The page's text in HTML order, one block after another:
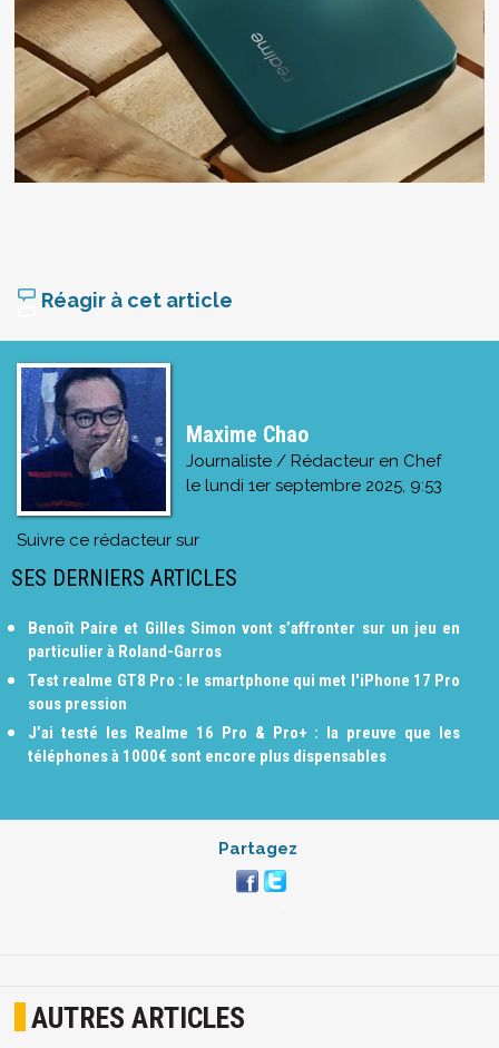
Réagir à cet article
Maxime Chao
Journaliste / Rédacteur en Chef
le lundi 1er septembre 2025, 9:53
Suivre ce rédacteur sur
SES DERNIERS ARTICLES
Benoît Paire et Gilles Simon vont s’affronter sur un jeu en
particulier à Roland-Garros
Test realme GT8 Pro : le smartphone qui met l'iPhone 17 Pro
sous pression
J’ai testé les Realme 16 Pro & Pro+ : la preuve que les
téléphones à 1000€ sont encore plus dispensables
Partagez
AUTRES ARTICLES